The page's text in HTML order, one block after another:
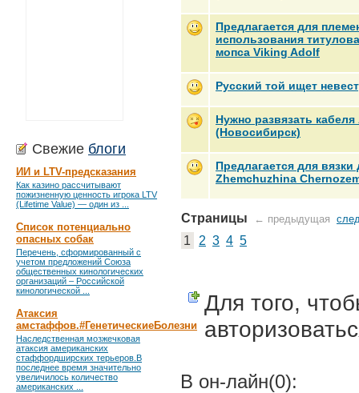
Свежие блоги
ИИ и LTV-предсказания
Как казино рассчитывают
пожизненную ценность игрока LTV
(Lifetime Value) — один из ...
Список потенциально
опасных собак
Перечень, сформированный с
учетом предложений Союза
общественных кинологических
организаций – Российской
кинологической ...
Атаксия
амстаффов.#ГенетическиеБолезни
Наследственная мозжечковая
атаксия американских
стаффордширских терьеров.В
последнее время значительно
увеличилось количество
американских ...
Предлагается для
использования
мопса Viking Adolf
Русский той ищет
Нужно развязать
(Новосибирск)
Предлагается для
Zhemchuzhina
Страницы ← предыдущая
1 2 3 4 5
Для того,
В он-лайн(0):